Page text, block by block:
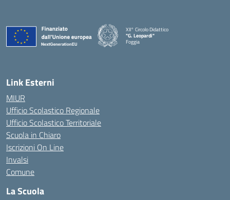
XII° Circolo Didattico
"G. Leopardi"
Foggia
— Visita la pagina iniziale della scuola
Link Esterni
MIUR
Ufficio Scolastico Regionale
Ufficio Scolastico Territoriale
Scuola in Chiaro
Iscrizioni On Line
Invalsi
Comune
La Scuola